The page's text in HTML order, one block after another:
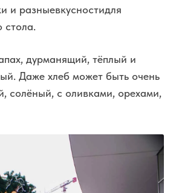
и разныевкусностидля
стола.
дурманящий, тёплый и
Даже хлеб может быть очень
солёный, с оливками, орехами,